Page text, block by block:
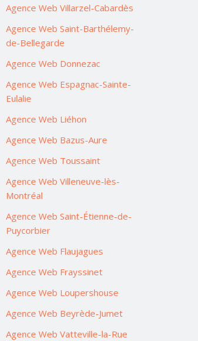
Agence Web Villarzel-Cabardès
Agence Web Saint-Barthélemy-
de-Bellegarde
Agence Web Donnezac
Agence Web Espagnac-Sainte-
Eulalie
Agence Web Liéhon
Agence Web Bazus-Aure
Agence Web Toussaint
Agence Web Villeneuve-lès-
Montréal
Agence Web Saint-Étienne-de-
Puycorbier
Agence Web Flaujagues
Agence Web Frayssinet
Agence Web Loupershouse
Agence Web Beyrède-Jumet
Agence Web Vatteville-la-Rue